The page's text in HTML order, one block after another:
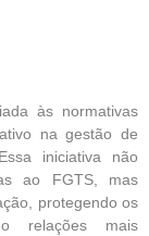
às normativas
na gestão de
iniciativa não
ao FGTS, mas
protegendo os
relações mais